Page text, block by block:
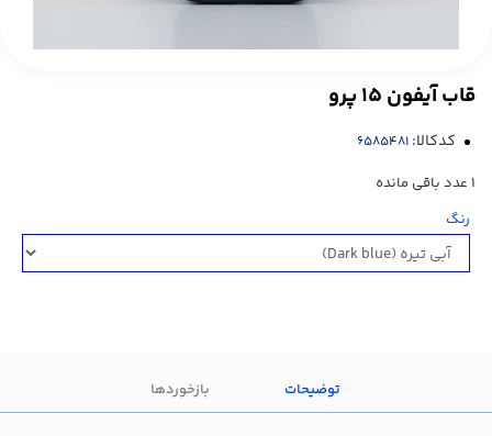
قاب آيفون 15 پرو
کدکالا:
1 عدد باقی مانده
رنگ
توضیحات بازخوردها